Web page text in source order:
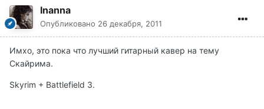
Inanna
Опубликовано 26 декабря, 2011
Имхо, это пока что лучший гитарный кавер на тему
Скайрима.
Skyrim + Battlefield 3.